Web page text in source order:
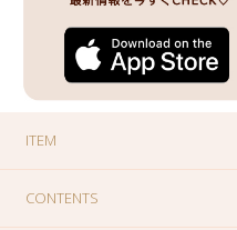
ITEM
CONTENTS